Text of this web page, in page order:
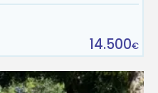
14.500€